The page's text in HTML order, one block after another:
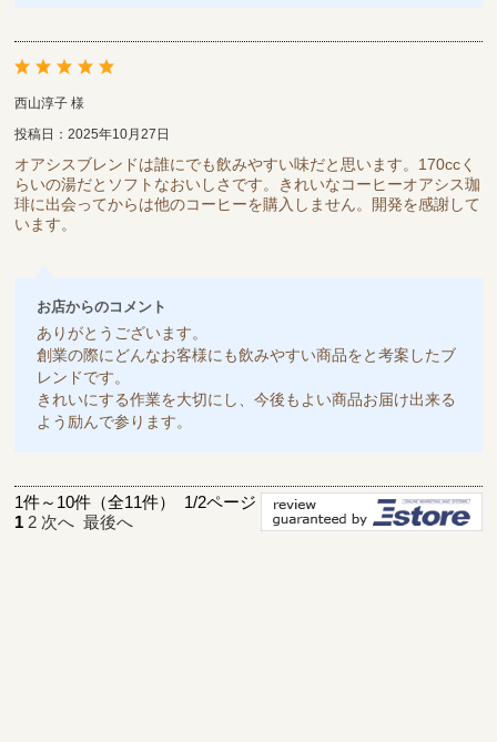
西山淳子 様
投稿日：2025年10月27日
オアシスブレンドは誰にでも飲みやすい味だと思います。170ccく
らいの湯だとソフトなおいしさです。きれいなコーヒーオアシス珈
琲に出会ってからは他のコーヒーを購入しません。開発を感謝して
います。
お店からのコメント
ありがとうございます。
創業の際にどんなお客様にも飲みやすい商品をと考案したブ
レンドです。
きれいにする作業を大切にし、今後もよい商品お届け出来る
よう励んで参ります。
1件～10件（全11件） 1/2ページ
1 2 次へ 最後へ